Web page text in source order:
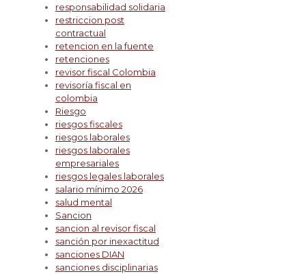
responsabilidad solidaria
restriccion post
contractual
retencion en la fuente
retenciones
revisor fiscal Colombia
revisoría fiscal en
colombia
Riesgo
riesgos fiscales
riesgos laborales
riesgos laborales
empresariales
riesgos legales laborales
salario mínimo 2026
salud mental
Sancion
sancion al revisor fiscal
sanción por inexactitud
sanciones DIAN
sanciones disciplinarias